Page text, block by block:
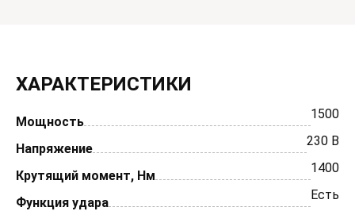
ХАРАКТЕРИСТИКИ
Мощность
1500
Напряжение
230 В
Крутящий момент, Нм
1400
Функция удара
Есть